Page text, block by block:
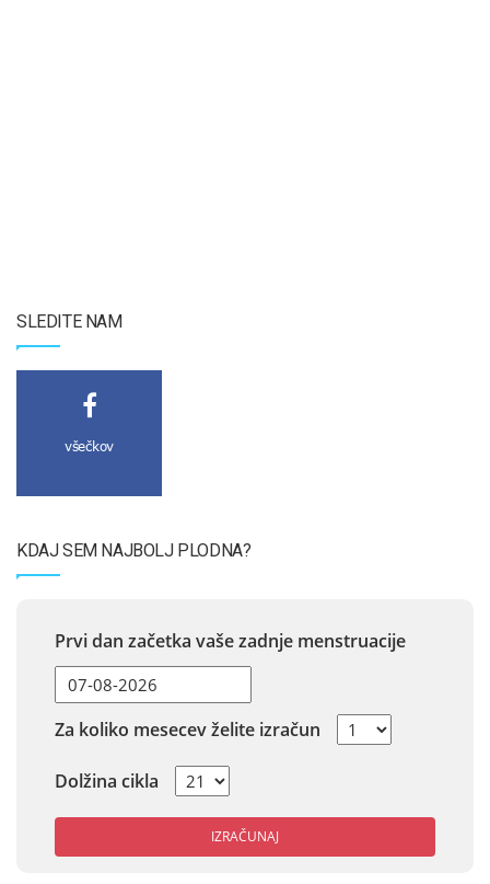
SLEDITE NAM
všečkov
KDAJ SEM NAJBOLJ PLODNA?
Prvi dan začetka vaše zadnje menstruacije
Za koliko mesecev želite izračun
Dolžina cikla
IZRAČUNAJ